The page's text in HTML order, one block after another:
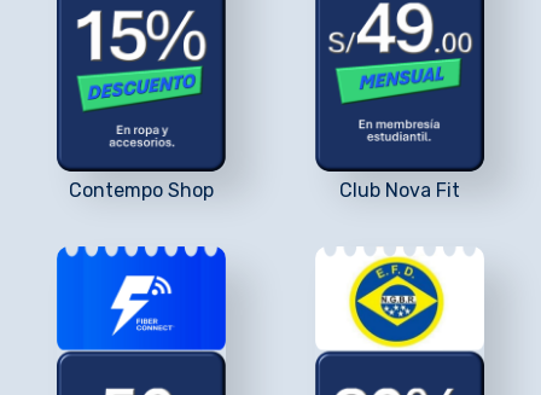
Contempo Shop Club Nova Fit